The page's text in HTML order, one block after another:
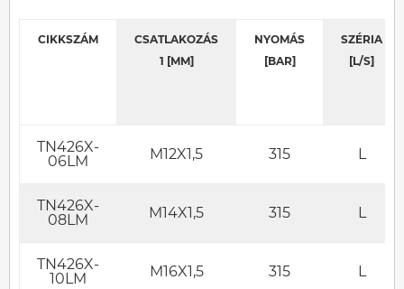
CIKKSZÁM
CSATLAKOZÁS
1 [MM]
NYOMÁS
[BAR]
SZÉRIA
[L/S]
TN426X-
06LM
M12X1,5 315 L
TN426X-
08LM
M14X1,5 315 L
TN426X-
10LM
M16X1,5 315 L